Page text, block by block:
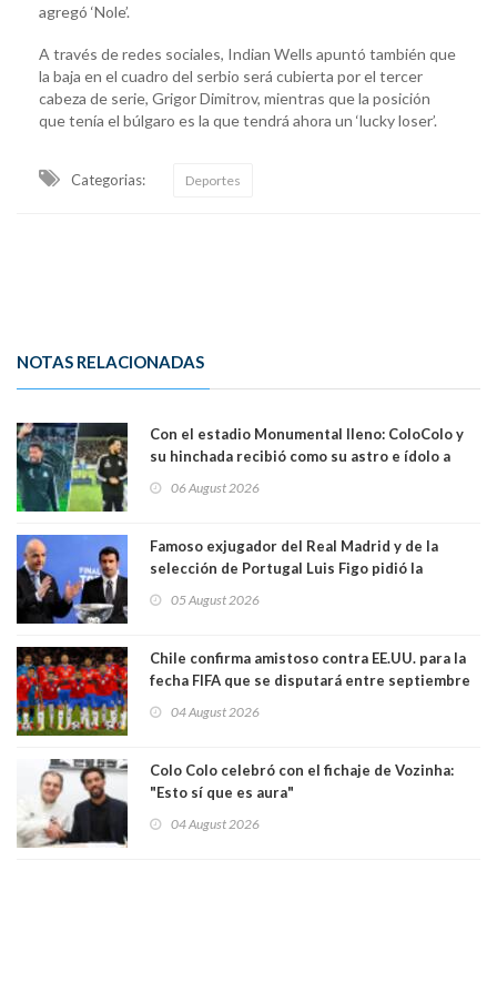
agregó ‘Nole’.
A través de redes sociales, Indian Wells apuntó también que
la baja en el cuadro del serbio será cubierta por el tercer
cabeza de serie, Grigor Dimitrov, mientras que la posición
que tenía el búlgaro es la que tendrá ahora un ‘lucky loser’.
Categorias: Deportes
NOTAS RELACIONADAS
Con el estadio Monumental lleno: ColoColo y
su hinchada recibió como su astro e ídolo a
06 August 2026
Famoso exjugador del Real Madrid y de la
selección de Portugal Luis Figo pidió la
comportamiento más bajo y cobarde que he
05 August 2026
Chile confirma amistoso contra EE.UU. para la
fecha FIFA que se disputará entre septiembre
04 August 2026
Colo Colo celebró con el fichaje de Vozinha:
"Esto sí que es aura"
04 August 2026